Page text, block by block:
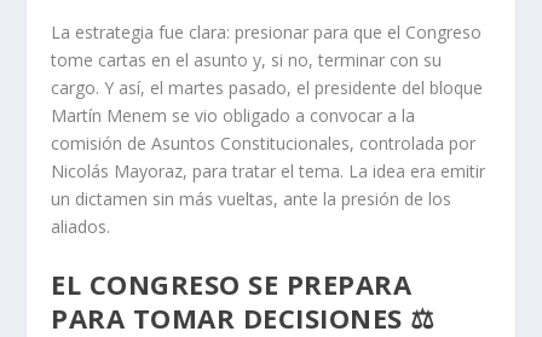
La estrategia fue clara: presionar para que el Congreso
tome cartas en el asunto y, si no, terminar con su
cargo. Y así, el martes pasado, el presidente del bloque
Martín Menem se vio obligado a convocar a la
comisión de Asuntos Constitucionales, controlada por
Nicolás Mayoraz, para tratar el tema. La idea era emitir
un dictamen sin más vueltas, ante la presión de los
aliados.
EL CONGRESO SE PREPARA
PARA TOMAR DECISIONES ⚖️